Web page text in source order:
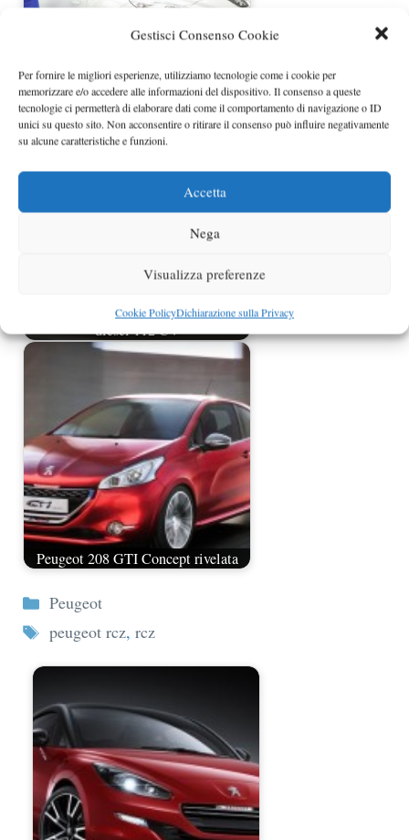
Gestisci Consenso Cookie
Per fornire le migliori esperienze, utilizziamo tecnologie come i cookie per
memorizzare e/o accedere alle informazioni del dispositivo. Il consenso a queste
tecnologie ci permetterà di elaborare dati come il comportamento di navigazione o ID
unici su questo sito. Non acconsentire o ritirare il consenso può influire negativamente
su alcune caratteristiche e funzioni.
Accetta
Nega
Visualizza preferenze
Cookie PolicyDichiarazione sulla Privacy
Peugeot RCZ Limited Edition a
Francoforte
Peugeot 207 nuovo motore turbo
diesel 112 CV
Peugeot 208 GTI Concept rivelata
Categorie
Peugeot
Tag
peugeot rcz, rcz